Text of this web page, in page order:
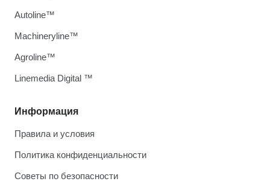
Информация
Правила и условия
Политика конфиденциальности
Советы по безопасности
Autoline™
Machineryline™
Agroline™
Linemedia Digital ™